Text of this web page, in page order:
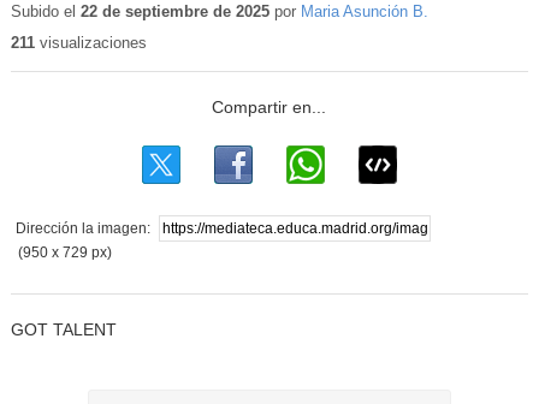
Subido el 22 de septiembre de 2025por Maria Asunción B.
211visualizaciones
Dirección la imagen:
(950 x 729 px)
GOT TALENT